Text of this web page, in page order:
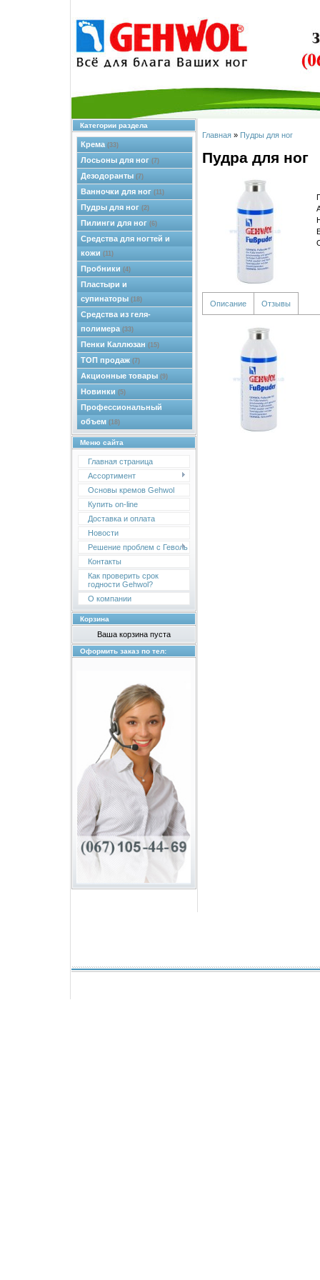
Категории раздела
Крема (33)
Лосьоны для ног (7)
Дезодоранты (7)
Ванночки для ног (11)
Пудры для ног (2)
Пилинги для ног (6)
Средства для ногтей и
кожи (11)
Пробники (4)
Пластыри и
супинаторы (18)
Средства из геля-
полимера (33)
Пенки Каллюзан (15)
ТОП продаж (7)
Акционные товары (9)
Новинки (5)
Профессиональный
объем (18)
Меню сайта
Главная страница
Ассортимент
Основы кремов Gehwol
Купить on-line
Доставка и оплата
Новости
Решение проблем с Геволь
Контакты
Как проверить срок
годности Gehwol?
О компании
Корзина
Ваша корзина пуста
Оформить заказ по тел:
Главная » Пудры для ног
Пудра для ног
Описание Отзывы